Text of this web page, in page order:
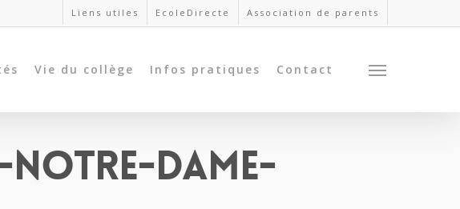
Liens utiles EcoleDirecte Association de parents
Vie du collège Infos pratiques Contact
Notre-Dame-